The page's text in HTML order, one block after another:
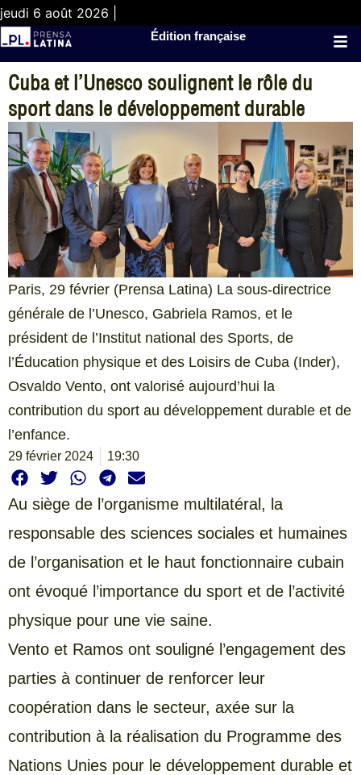
jeudi 6 août 2026 |
Édition française
Cuba et l’Unesco soulignent le rôle du
sport dans le développement durable
Paris, 29 février (Prensa Latina) La sous-directrice
générale de l’Unesco, Gabriela Ramos, et le
président de l’Institut national des Sports, de
l’Éducation physique et des Loisirs de Cuba (Inder),
Osvaldo Vento, ont valorisé aujourd’hui la
contribution du sport au développement durable et de
l’enfance.
29 février 2024 19:30
Au siège de l’organisme multilatéral, la
responsable des sciences sociales et humaines
de l’organisation et le haut fonctionnaire cubain
ont évoqué l’importance du sport et de l’activité
physique pour une vie saine.
Vento et Ramos ont souligné l’engagement des
parties à continuer de renforcer leur
coopération dans le secteur, axée sur la
contribution à la réalisation du Programme des
Nations Unies pour le développement durable et